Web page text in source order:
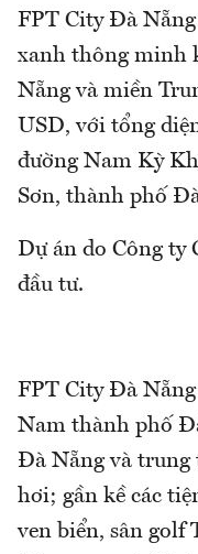
FPT City Đà
xanh thông minh
Nẵng và miền
USD, với tổng
đường Nam Kỳ
Sơn, thành phố
Dự án do Công ty
đầu tư.
FPT City Đà
Nam thành phố
Đà Nẵng và trung
hơi; gần kề các
ven biển, sân golf